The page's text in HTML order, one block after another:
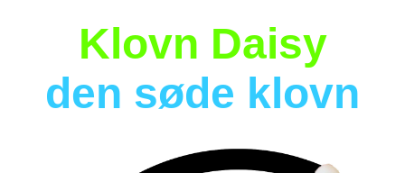
Klovn Daisy
den søde klovn